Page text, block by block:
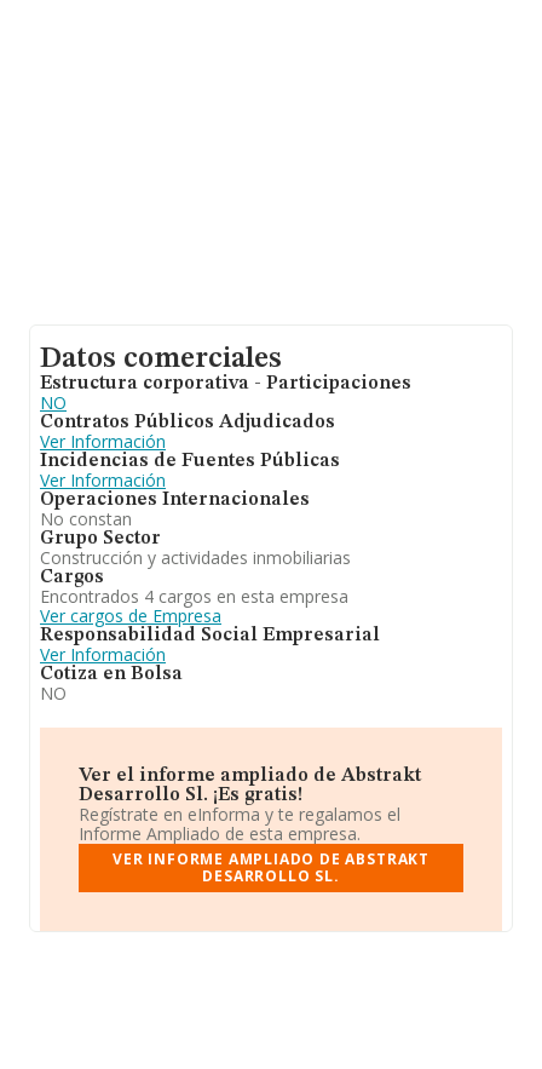
Datos comerciales
Estructura corporativa - Participaciones
NO
Contratos Públicos Adjudicados
Ver Información
Incidencias de Fuentes Públicas
Ver Información
Operaciones Internacionales
No constan
Grupo Sector
Construcción y actividades inmobiliarias
Cargos
Encontrados 4 cargos en esta empresa
Ver cargos de Empresa
Responsabilidad Social Empresarial
Ver Información
Cotiza en Bolsa
NO
Ver el informe ampliado de Abstrakt
Desarrollo Sl. ¡Es gratis!
Regístrate en eInforma y te regalamos el
Informe Ampliado de esta empresa.
VER INFORME AMPLIADO DE ABSTRAKT
DESARROLLO SL.